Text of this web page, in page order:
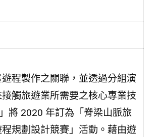
程製作之關聯，並透過分組演
觸旅遊業所需要之核心專業技
將 2020 年訂為「脊梁山脈旅
規劃設計競賽」活動。藉由遊